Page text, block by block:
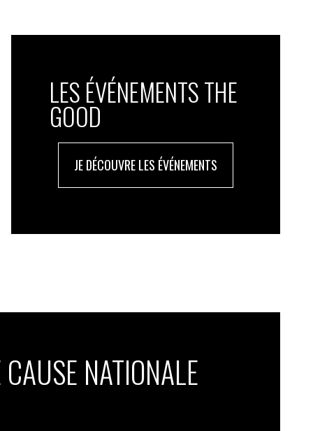
LES ÉVÉNEMENTS THE
GOOD
JE DÉCOUVRE LES ÉVÉNEMENTS
NATIONALE